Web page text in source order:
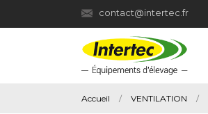
contact@intertec.fr
Accueil VENTILATION